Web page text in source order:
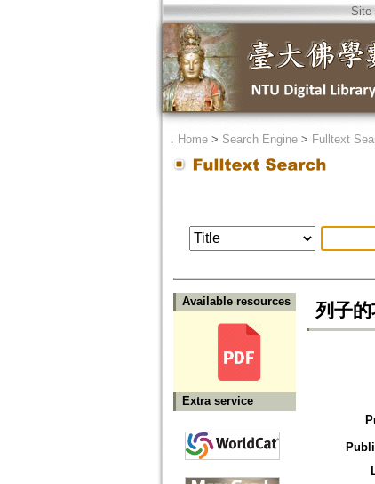
Site
． Home> Search Engine> Fulltext
Available resources
Extra service
列子